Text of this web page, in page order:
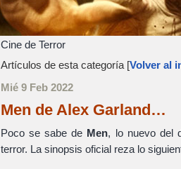
Cine de Terror
Artículos de esta categoría [Volver al
Mié 9 Feb 2022
Men de Alex Garland…
Poco se sabe de Men, lo nuevo del
terror. La sinopsis oficial reza lo